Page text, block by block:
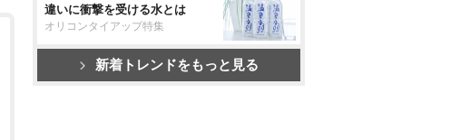
違いに衝撃を受ける水とは
オリコンタイアップ特集
新着トレンドをもっと見る